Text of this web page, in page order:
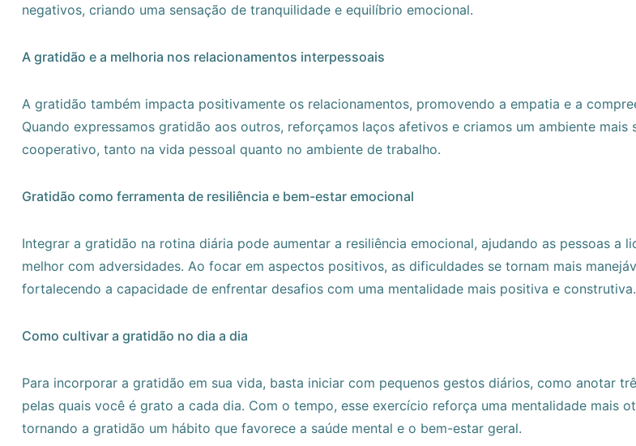
negativos, criando uma sensação de tranquilidade e equilíbrio emocional.
A gratidão e a melhoria nos relacionamentos interpessoais
A gratidão também impacta positivamente os relacionamentos, promovendo a empatia e a
Quando expressamos gratidão aos outros, reforçamos laços afetivos e criamos um ambiente mais
cooperativo, tanto na vida pessoal quanto no ambiente de trabalho.
Gratidão como ferramenta de resiliência e bem-estar emocional
Integrar a gratidão na rotina diária pode aumentar a resiliência emocional, ajudando as pessoas a
melhor com adversidades. Ao focar em aspectos positivos, as dificuldades se tornam mais
fortalecendo a capacidade de enfrentar desafios com uma mentalidade mais positiva e construtiva.
Como cultivar a gratidão no dia a dia
Para incorporar a gratidão em sua vida, basta iniciar com pequenos gestos diários, como anotar
pelas quais você é grato a cada dia. Com o tempo, esse exercício reforça uma mentalidade mais
tornando a gratidão um hábito que favorece a saúde mental e o bem-estar geral.